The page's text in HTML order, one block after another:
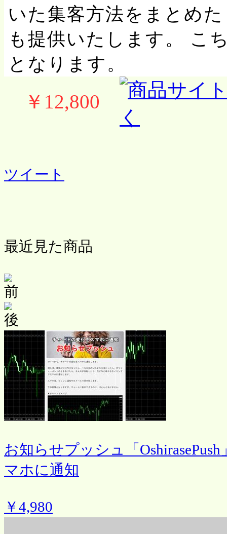
いた集客方法をまとめ
も提供いたします。 こ
となります。
￥12,800
ツイート
最近見た商品
お知らせプッシュ「
マホに通知
￥4,980